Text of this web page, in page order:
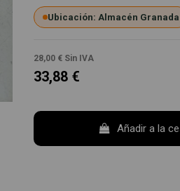
Ubicación: Almacén Granada
28,00 € Sin IVA
33,88 €
Añadir a la